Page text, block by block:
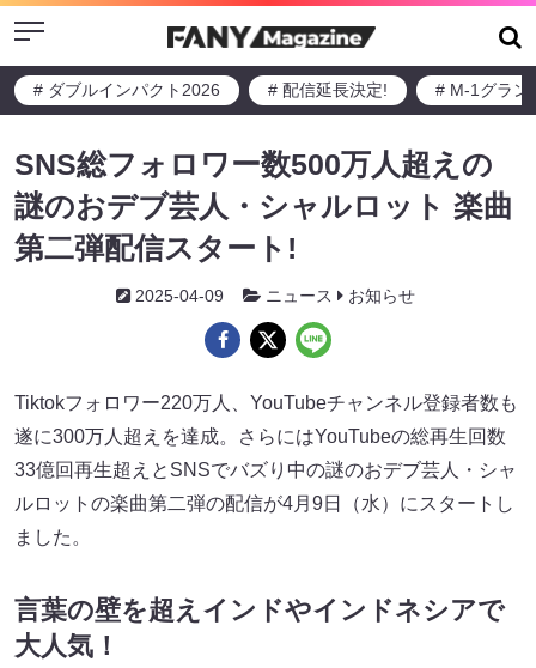
Menu
# ダブルインパクト2026 # 配信延長決定! # M-1グラン
SNS総フォロワー数500万人超えの
謎のおデブ芸人・シャルロット 楽曲
第二弾配信スタート!
2025-04-09 ニュース お知らせ
Tiktokフォロワー220万人、YouTubeチャンネル登録者数も
遂に300万人超えを達成。さらにはYouTubeの総再生回数
33億回再生超えとSNSでバズり中の謎のおデブ芸人・シャ
ルロットの楽曲第二弾の配信が4月9日（水）にスタートし
ました。
言葉の壁を超えインドやインドネシアで
大人気！